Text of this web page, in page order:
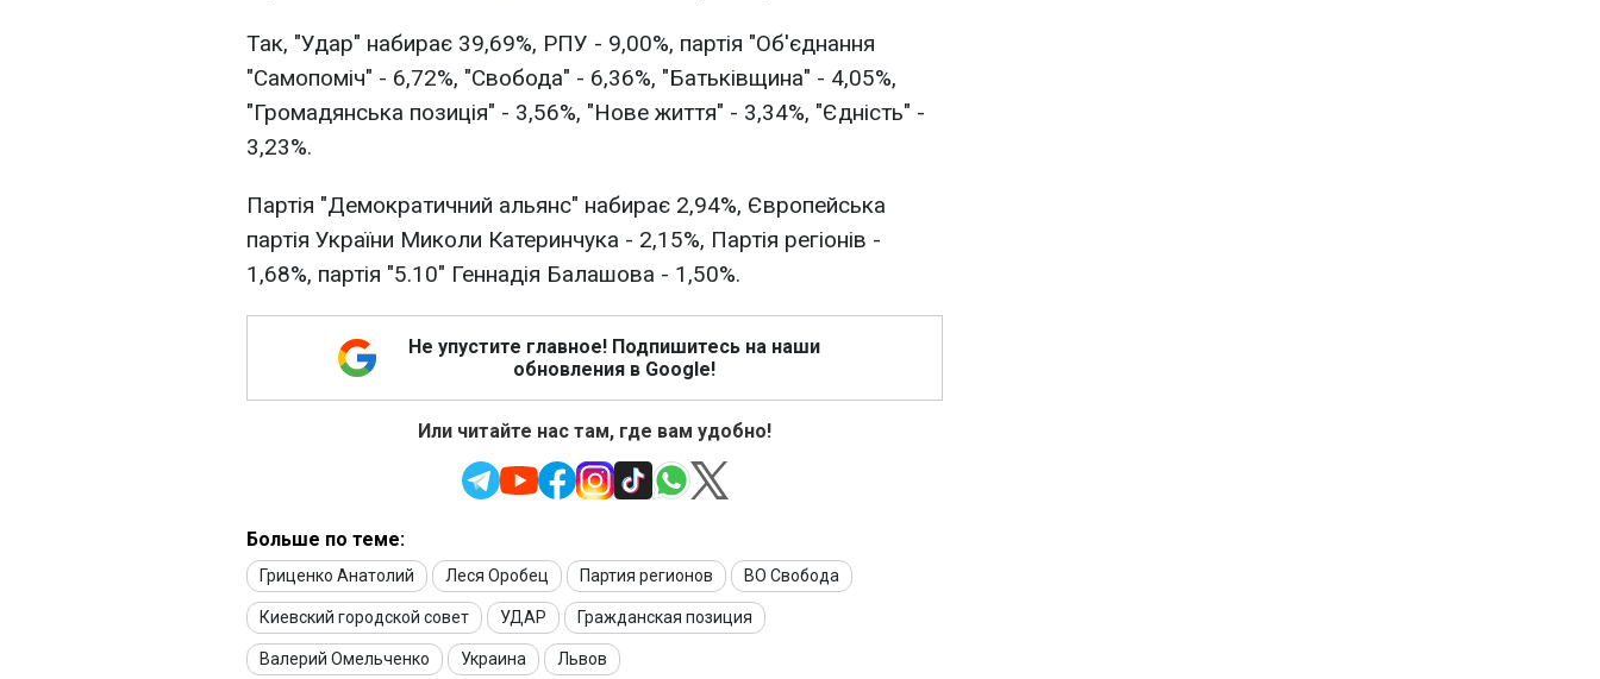
Так, "Удар" набирає 39,69%, РПУ - 9,00%, партія "Об'єднання
"Самопоміч" - 6,72%, "Свобода" - 6,36%, "Батьківщина" - 4,05%,
"Громадянська позиція" - 3,56%, "Нове життя" - 3,34%, "Єдність" -
3,23%.
Партія "Демократичний альянс" набирає 2,94%, Європейська
партія України Миколи Катеринчука - 2,15%, Партія регіонів -
1,68%, партія "5.10" Геннадія Балашова - 1,50%.
Не упустите главное! Подпишитесь на наши
обновления в Google!
Или читайте нас там, где вам удобно!
Больше по теме:
Гриценко Анатолий Леся Оробец Партия регионов ВО Свобода
Киевский городской совет УДАР Гражданская позиция
Валерий Омельченко Украина Львов